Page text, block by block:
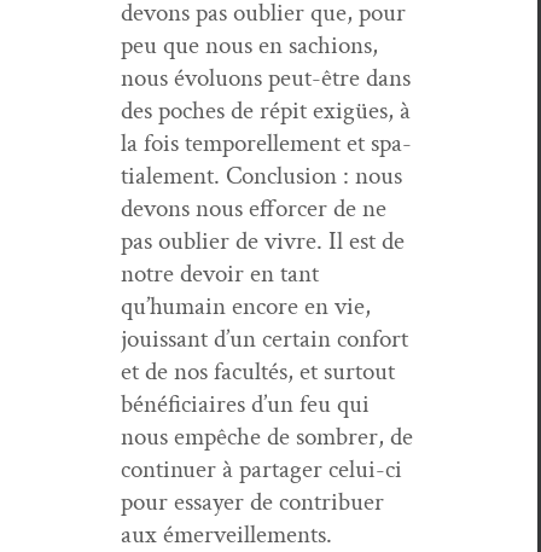
devons pas oubli­er que, pour
peu que nous en sachions,
nous évolu­ons peut-être dans
des poches de répit exigües, à
la fois tem­porelle­ment et spa­
tiale­ment. Con­clu­sion : nous
devons nous efforcer de ne
pas oubli­er de vivre. Il est de
notre devoir en tant
qu’humain encore en vie,
jouis­sant d’un cer­tain con­fort
et de nos fac­ultés, et surtout
béné­fi­ci­aires d’un feu qui
nous empêche de som­br­er, de
con­tin­uer à partager celui-ci
pour essay­er de con­tribuer
aux émerveillements.